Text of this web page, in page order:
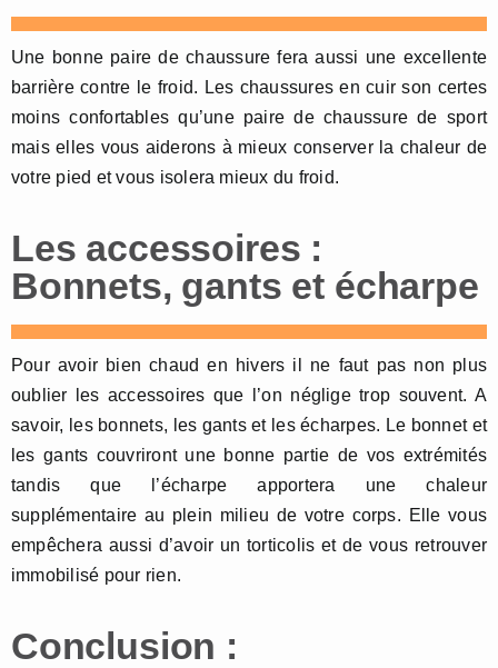
Une bonne paire de chaussure fera aussi une excellente
barrière contre le froid. Les chaussures en cuir son certes
moins confortables qu’une paire de chaussure de sport
mais elles vous aiderons à mieux conserver la chaleur de
votre pied et vous isolera mieux du froid.
Les accessoires :
Bonnets, gants et écharpe
Pour avoir bien chaud en hivers il ne faut pas non plus
oublier les accessoires que l’on néglige trop souvent. A
savoir, les bonnets, les gants et les écharpes. Le bonnet et
les gants couvriront une bonne partie de vos extrémités
tandis que l’écharpe apportera une chaleur
supplémentaire au plein milieu de votre corps. Elle vous
empêchera aussi d’avoir un torticolis et de vous retrouver
immobilisé pour rien.
Conclusion :